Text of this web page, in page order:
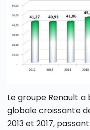
Le groupe Renault a
globale croissante
2013 et 2017,